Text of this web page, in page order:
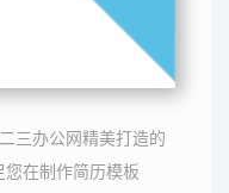
三办公网精美打造的
在制作简历模板